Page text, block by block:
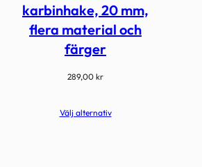
karbinhake, 20 mm,
flera material och
färger
289,00 kr
Välj alternativ